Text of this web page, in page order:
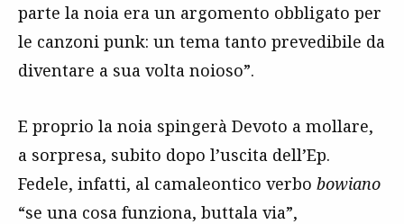
parte la noia era un argomento obbligato per
le canzoni punk: un tema tanto prevedibile da
diventare a sua volta noioso”.
E proprio la noia spingerà Devoto a mollare,
a sorpresa, subito dopo l’uscita dell’Ep.
Fedele, infatti, al camaleontico verbo bowiano
“se una cosa funziona, buttala via”,